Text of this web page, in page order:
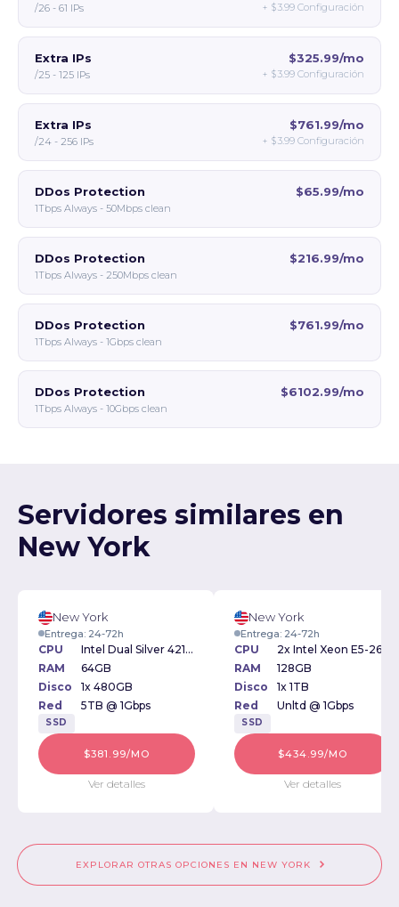
/26 - 61 IPs + $3.99 Configuración
Extra IPs
/25 - 125 IPs
$325.99/mo
+ $3.99 Configuración
Extra IPs
/24 - 256 IPs
$761.99/mo
+ $3.99 Configuración
DDos Protection
1Tbps Always - 50Mbps clean
$65.99/mo
DDos Protection
1Tbps Always - 250Mbps clean
$216.99/mo
DDos Protection
1Tbps Always - 1Gbps clean
$761.99/mo
DDos Protection
1Tbps Always - 10Gbps clean
$6102.99/mo
Servidores similares en
New York
New York
Entrega: 24-72h
CPU
Intel Dual Silver 4210 2.20GHz
RAM
64GB
Disco
1x 480GB
Red
5TB @ 1Gbps
SSD
$381.99/MO
Ver detalles
New York
Entrega: 24-72h
CPU
RAM
128GB
Disco
1x 1TB
Red
Unltd @ 1Gbps
SSD
$434.99/MO
Ver detalles
EXPLORAR OTRAS OPCIONES EN NEW YORK